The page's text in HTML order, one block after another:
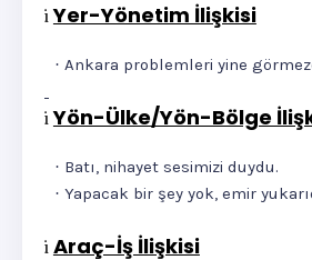
ü Yer-Yönetim İlişkisi
· Ankara problemleri yine
ü Yön-Ülke/Yön-Bölge
· Batı, nihayet sesimizi duydu.
· Yapacak bir şey yok, emir
ü Araç-İş İlişkisi